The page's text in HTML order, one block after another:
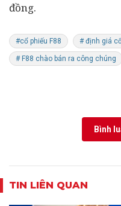
đồng.
#cổ phiếu F88 # định giá
# F88 chào bán ra công chúng
Bình
TIN LIÊN QUAN